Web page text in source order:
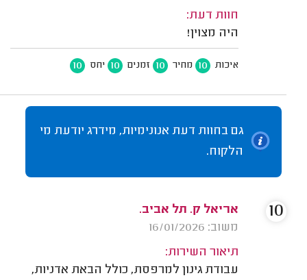
חוות דעת:
היה מצוין!
איכות 10 מחיר 10 זמנים 10 יחס 10
גם בחוות דעת אנונימיות, מידרג יודעת מי
הלקוח.
אריאל ק. תל אביב.
משוב: 16/01/2026
תיאור השירות:
עבודת גינון למרפסת, כולל הבאת אדניות,
10